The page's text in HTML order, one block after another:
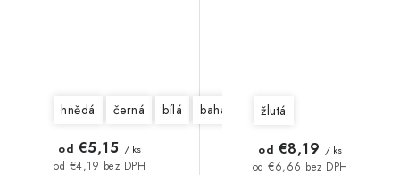
hnědá černá bílá bahama Transparentní
od €4,19 bez DPH
od €5,15 / ks
žlutá
od €6,66 bez DPH
od €8,19 / ks